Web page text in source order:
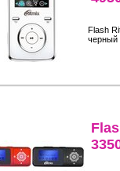
Flash
черный